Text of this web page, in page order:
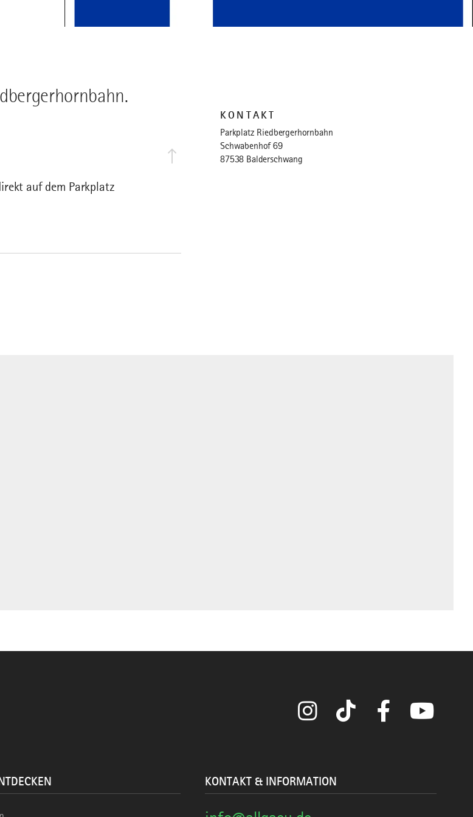
auf dem Parkplatz
KONTAKT
Parkplatz Riedbergerhornbahn
Schwabenhof 69
87538 Balderschwang
Instagram TikTok Facebook
KONTAKT & INFORMATION